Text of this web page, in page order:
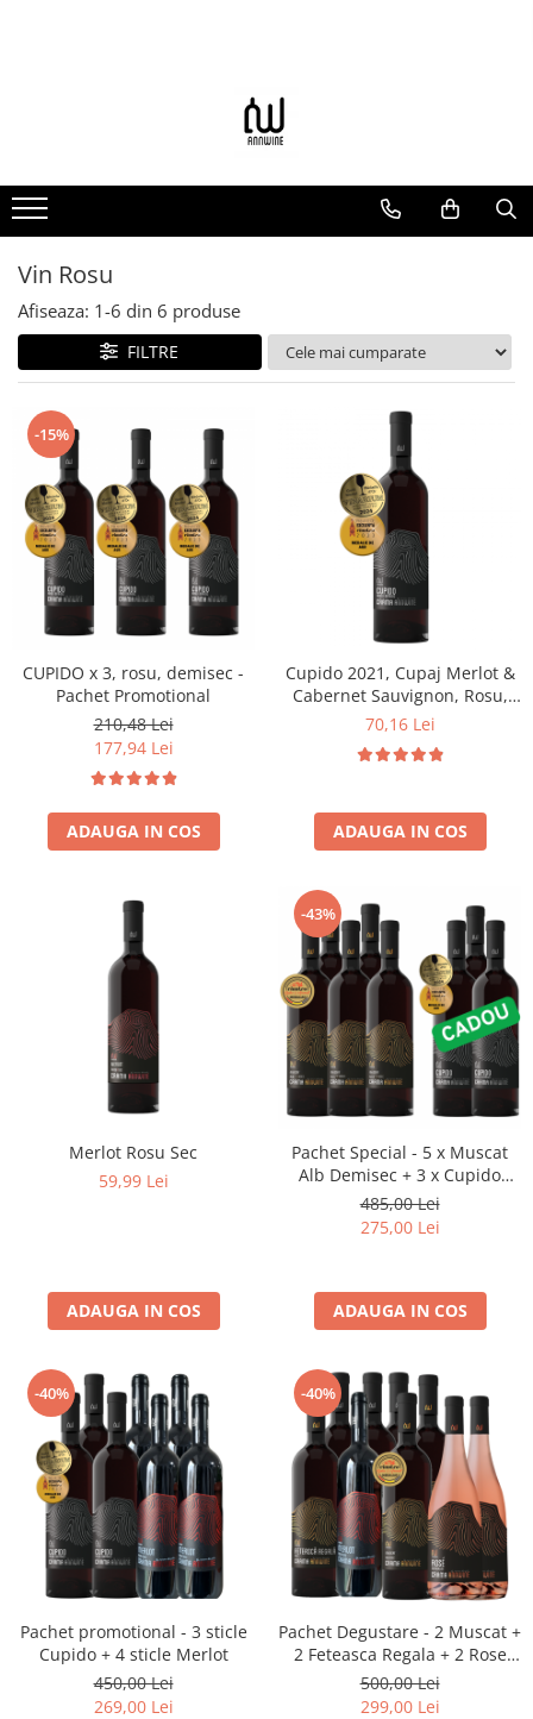
Vin Rose
Vin Rosu
Vin Rosu
Afiseaza: 1-6 din 6 produse
FILTRE
-15%
CUPIDO x 3, rosu, demisec -
Pachet Promotional
210,48 Lei
177,94 Lei
ADAUGA IN COS
Cupido 2021, Cupaj Merlot &
Cabernet Sauvignon, Rosu,
Demisec
70,16 Lei
ADAUGA IN COS
Merlot Rosu Sec
59,99 Lei
ADAUGA IN COS
-43%
Pachet Special - 5 x Muscat
Alb Demisec + 3 x Cupido
2021 Rosu Demisec GRATUIT
485,00 Lei
275,00 Lei
ADAUGA IN COS
-40%
Pachet promotional - 3 sticle
Cupido + 4 sticle Merlot
450,00 Lei
269,00 Lei
-40%
Pachet Degustare - 2 Muscat +
2 Feteasca Regala + 2 Rose
+ 3 Merlot
500,00 Lei
299,00 Lei